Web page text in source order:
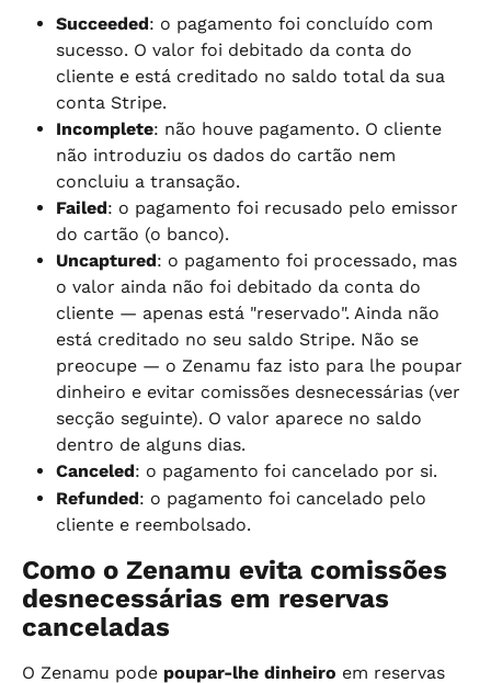
Succeeded: o pagamento foi concluído com
sucesso. O valor foi debitado da conta do
cliente e está creditado no saldo total da sua
conta Stripe.
Incomplete: não houve pagamento. O cliente
não introduziu os dados do cartão nem
concluiu a transação.
Failed: o pagamento foi recusado pelo emissor
do cartão (o banco).
Uncaptured: o pagamento foi processado, mas
o valor ainda não foi debitado da conta do
cliente — apenas está "reservado". Ainda não
está creditado no seu saldo Stripe. Não se
preocupe — o Zenamu faz isto para lhe poupar
dinheiro e evitar comissões desnecessárias (ver
secção seguinte). O valor aparece no saldo
dentro de alguns dias.
Canceled: o pagamento foi cancelado por si.
Refunded: o pagamento foi cancelado pelo
cliente e reembolsado.
Como o Zenamu evita comissões
desnecessárias em reservas
canceladas
O Zenamu pode poupar-lhe dinheiro em reservas